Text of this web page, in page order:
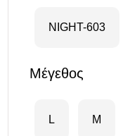
NIGHT-603
Μέγεθος
L M